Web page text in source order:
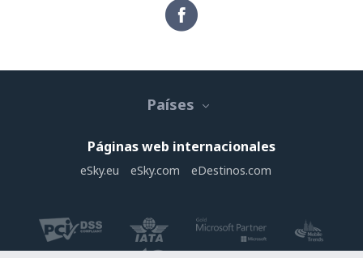
Países
Páginas web internacionales
eSky.eu eSky.com eDestinos.com